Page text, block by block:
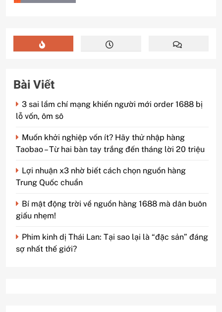
Bài Viết
3 sai lầm chí mạng khiến người mới order 1688 bị
lỗ vốn, ôm sô
Muốn khởi nghiệp vốn ít? Hãy thử nhập hàng
Taobao – Từ hai bàn tay trắng đến tháng lời 20 triệu
Lợi nhuận x3 nhờ biết cách chọn nguồn hàng
Trung Quốc chuẩn
Bí mật động trời về nguồn hàng 1688 mà dân buôn
giấu nhẹm!
Phim kinh dị Thái Lan: Tại sao lại là “đặc sản” đáng
sợ nhất thế giới?